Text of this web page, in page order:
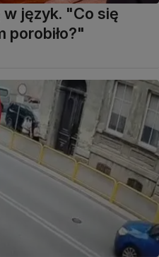
w język. "Co się
porobiło?"